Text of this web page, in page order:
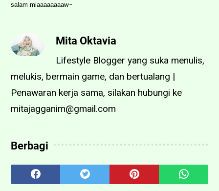
salam miaaaaaaaaw~
Mita Oktavia
Lifestyle Blogger yang suka menulis,
melukis, bermain game, dan bertualang |
Penawaran kerja sama, silakan hubungi ke
mitajagganim@gmail.com
Berbagi